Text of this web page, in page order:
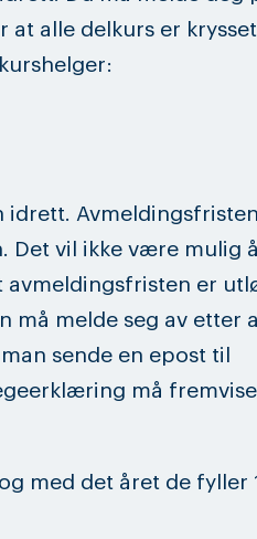
alle delkurs er krysset
idrett.
Det vil ikke være mulig
er
må melde seg av etter
sende en epost til
må
med det året de fyller